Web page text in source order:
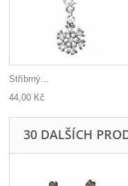
Stříbrný...
44,00 Kč
30 DALŠÍCH